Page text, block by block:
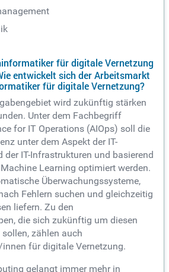
für digitale Vernetzung
entwickelt sich der Arbeitsmarkt
für digitale Vernetzung?
wird zukünftig stärken
Unter dem Fachbegriff
for IT Operations (AIOps) soll die
unter dem Aspekt der IT-
der IT-Infrastrukturen und basierend
Learning optimiert werden.
Überwachungssysteme,
Fehlern suchen und gleichzeitig
liefern. Zu den
die sich zukünftig um diesen
zählen auch
für digitale Vernetzung.
gelangt immer mehr in